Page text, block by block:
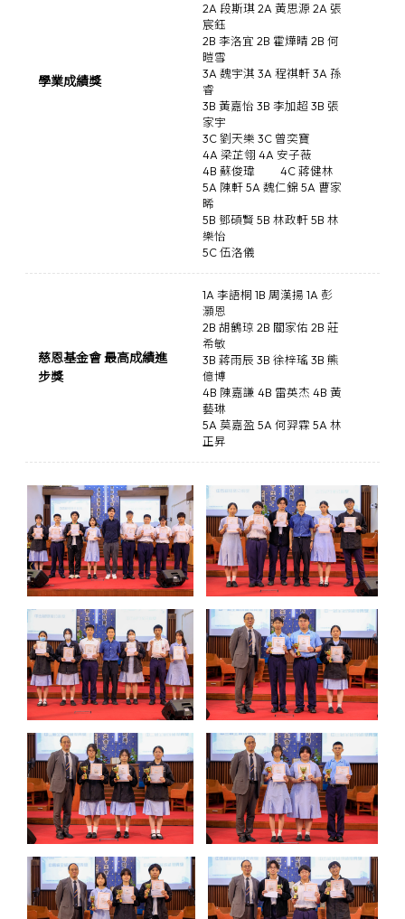
學業成績獎
2A 段斯琪 2A 黃思源 2A 張
宸鈺
2B 李洛宜 2B 霍燁晴 2B 何
暟雪
3A 魏宇淇 3A 程祺軒 3A 孫
睿
3B 黃嘉怡 3B 李加超 3B 張
家宇
3C 劉天樂 3C 曾奕寶
4A 梁芷翎 4A 安子薇
4B 蘇俊瑋
4C 蔣健林
5A 陳軒 5A 魏仁錦 5A 曹家
晞
5B 鄧碩賢 5B 林政軒 5B 林
樂怡
5C 伍洛儀
慈恩基金會 最高成績進
步獎
1A 李語桐 1B 周漢揚 1A 彭
灝恩
2B 胡鶴琼 2B 關家佑 2B 莊
希敏
3B 蔣雨辰 3B 徐梓瑤 3B 熊
億博
4B 陳嘉謙 4B 雷英杰 4B 黃
藝琳
5A 莫嘉盈 5A 何羿霖 5A 林
正昇